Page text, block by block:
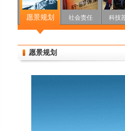
愿景规划 社会责任 科技
愿景规划